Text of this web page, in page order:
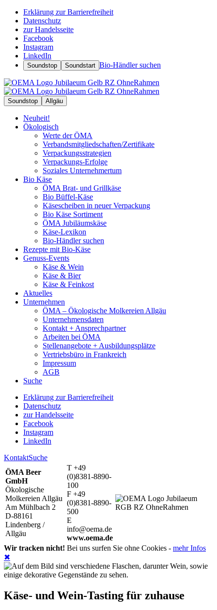
Erklärung zur Barrierefreiheit
Datenschutz
zur Handelsseite
Facebook
Instagram
LinkedIn
Soundstop Soundstart Bio-Händler suchen
Soundstop Allgäu
Neuheit!
Ökologisch
Werte der ÖMA
Verbandsmitgliedschaften/Zertifikate
Verpackungsstrategien
Verpackungs-Erfolge
Soziales Unternehmertum
Bio Käse
ÖMA Brat- und Grillkäse
Bio Büffel-Käse
Käsescheiben in neuer Verpackung
Bio Käse Sortiment
ÖMA Jubiläumskäse
Käse-Lexikon
Bio-Händler suchen
Rezepte mit Bio-Käse
Genuss-Events
Käse & Wein
Käse & Bier
Käse & Feinkost
Aktuelles
Unternehmen
ÖMA – Ökologische Molkereien Allgäu
Unternehmensdaten
Kontakt + Ansprechpartner
Arbeiten bei ÖMA
Stellenangebote + Ausbildungsplätze
Vertriebsbüro in Frankreich
Impressum
AGB
Suche
Erklärung zur Barrierefreiheit
Datenschutz
zur Handelsseite
Facebook
Instagram
LinkedIn
KontaktSuche
ÖMA Beer
GmbH
Ökologische
Molkereien Allgäu
Am Mühlbach 2
D-88161
Lindenberg /
Allgäu
T +49
(0)8381-8890-
100
F +49
(0)8381-8890-
500
E
info@oema.de
www.oema.de
Wir tracken nicht! Bei uns surfen Sie ohne Cookies - mehr Infos
✖
Käse- und Wein-Tasting für zuhause